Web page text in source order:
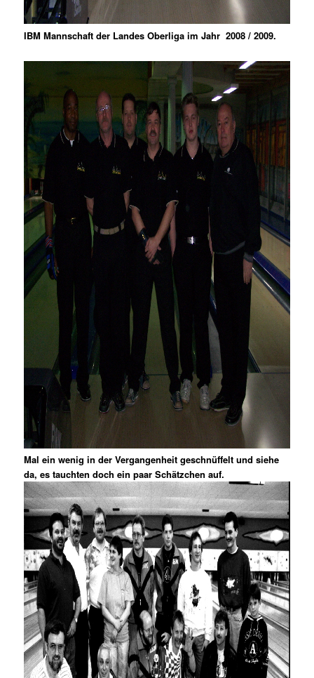
IBM Mannschaft der Landes Oberliga im Jahr 2008 / 2009.
Mal ein wenig in der Vergangenheit geschnüffelt und siehe
da, es tauchten doch ein paar Schätzchen auf.